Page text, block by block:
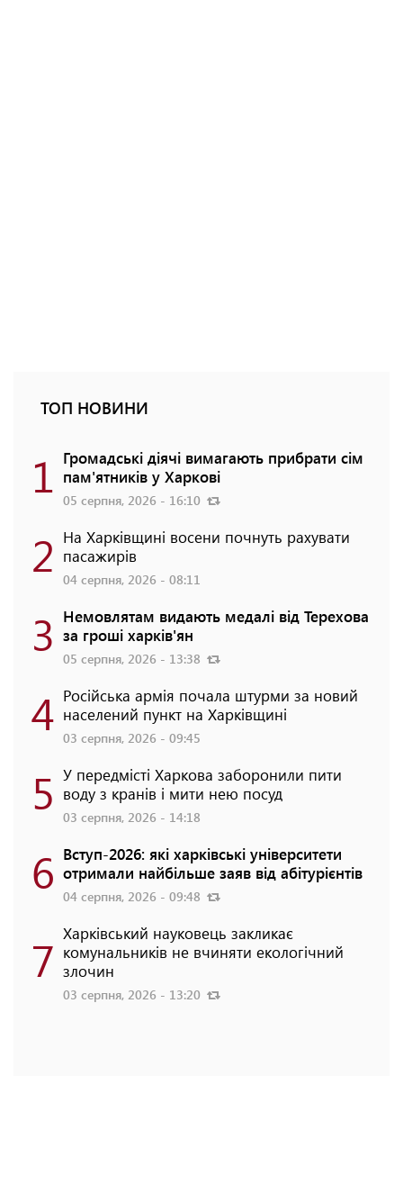
ТОП НОВИНИ
1 Громадські діячі вимагають прибрати сім
пам'ятників у Харкові
05 серпня, 2026 - 16:10
2 На Харківщині восени почнуть рахувати
пасажирів
04 серпня, 2026 - 08:11
3 Немовлятам видають медалі від Терехова
за гроші харків'ян
05 серпня, 2026 - 13:38
4 Російська армія почала штурми за новий
населений пункт на Харківщині
03 серпня, 2026 - 09:45
5 У передмісті Харкова заборонили пити
воду з кранів і мити нею посуд
03 серпня, 2026 - 14:18
6 Вступ-2026: які харківські університети
отримали найбільше заяв від абітурієнтів
04 серпня, 2026 - 09:48
7 Харківський науковець закликає
комунальників не вчиняти екологічний
злочин
03 серпня, 2026 - 13:20